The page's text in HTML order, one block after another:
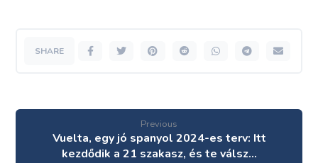
Previous
Vuelta, egy jó spanyol 2024-es terv: Itt
kezdődik a 21 szakasz, és te válsz…